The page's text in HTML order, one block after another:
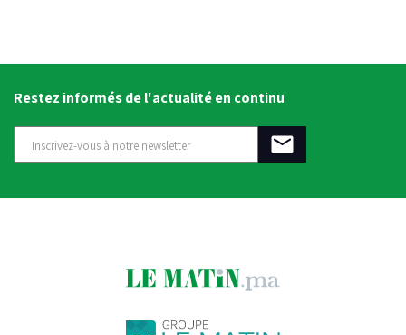
Restez informés de l'actualité en continu